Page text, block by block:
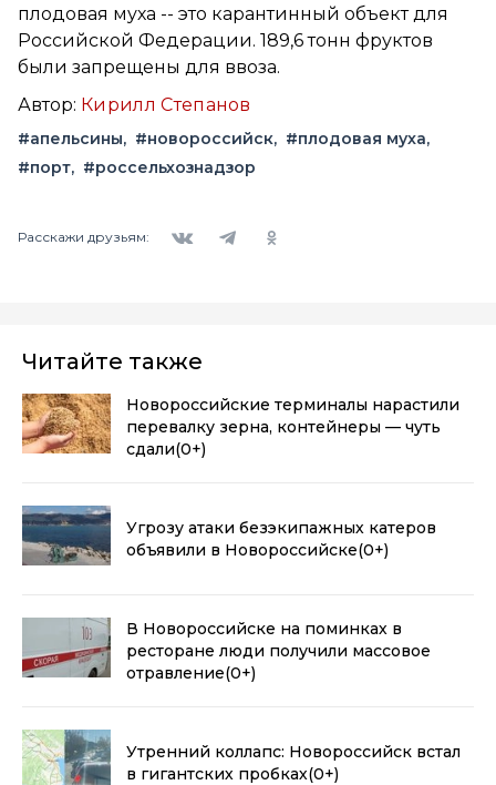
плодовая муха -- это карантинный объект для
Российской Федерации. 189,6 тонн фруктов
были запрещены для ввоза.
Автор: Кирилл Степанов
#апельсины #новороссийск
#плодовая муха
#порт
#россельхознадзор
Расскажи друзьям:
Читайте также
Новороссийские терминалы нарастили
перевалку зерна, контейнеры — чуть
сдали(0+)
Угрозу атаки безэкипажных катеров
объявили в Новороссийске(0+)
В Новороссийске на поминках в
ресторане люди получили массовое
отравление(0+)
Утренний коллапс: Новороссийск встал
в гигантских пробках(0+)